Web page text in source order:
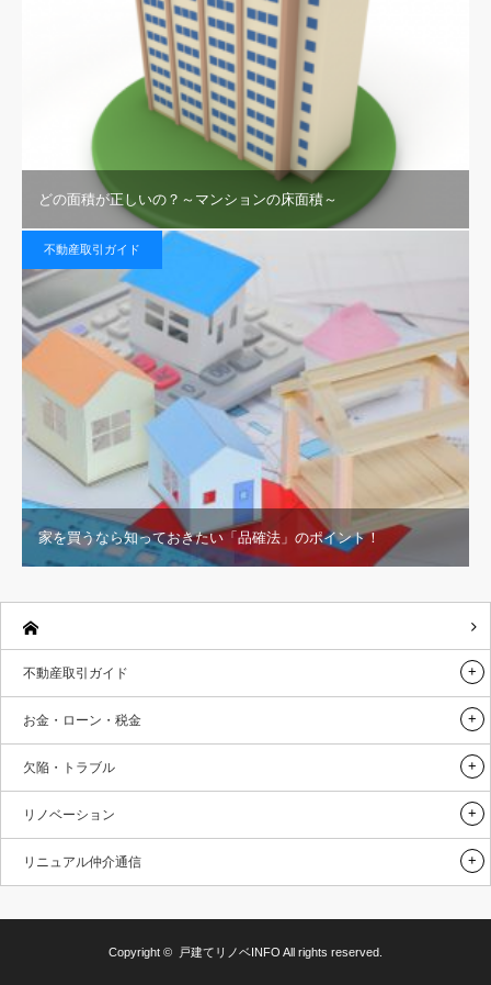
どの面積が正しいの？～マンションの床面積～
不動産取引ガイド
家を買うなら知っておきたい「品確法」のポイント！
不動産取引ガイド
お金・ローン・税金
欠陥・トラブル
リノベーション
リニュアル仲介通信
Copyright © 戸建てリノベINFO All rights reserved.